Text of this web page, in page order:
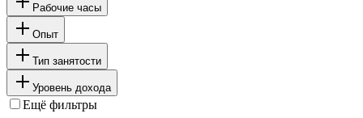
Рабочие часы
Опыт
Тип занятости
Уровень дохода
Ещё фильтры